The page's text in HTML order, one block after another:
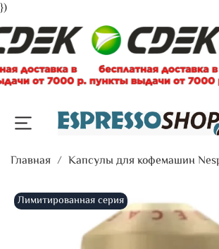
})
Главная Капсулы для кофемашин
Лимитированная серия